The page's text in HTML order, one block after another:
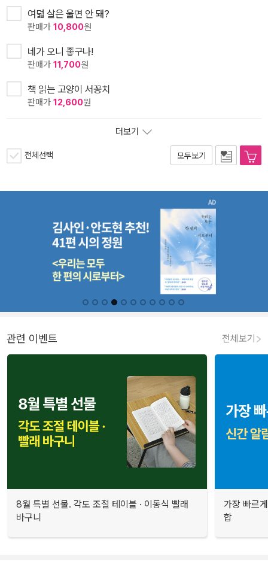
여덟 살은 울면 안 돼?
판매가 10,800원
네가 오니 좋구나!
판매가 11,700원
책 읽는 고양이 서꽁치
판매가 12,600원
더보기
전체선택 모두보기
관련 이벤트 전체보기
8월 특별 선물. 각도 조절 테이블 · 이동식 빨래
바구니
가장 빠르
합